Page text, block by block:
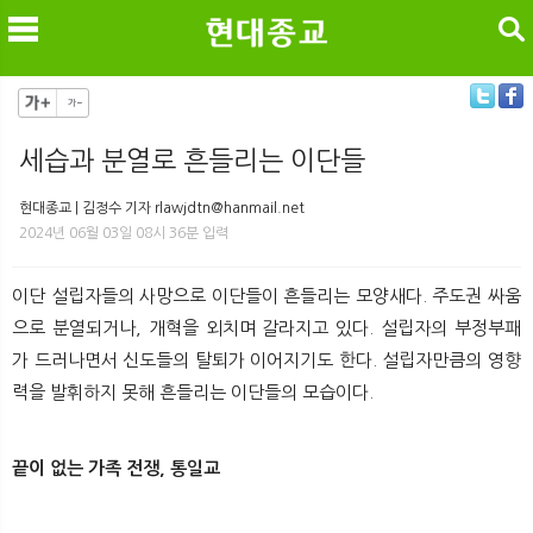
검색
세습과 분열로 흔들리는 이단들
현대종교 | 김정수 기자 rlawjdtn@hanmail.net
2024년 06월 03일 08시 36분 입력
이단 설립자들의 사망으로 이단들이 흔들리는 모양새다. 주도권 싸움
으로 분열되거나, 개혁을 외치며 갈라지고 있다. 설립자의 부정부패
가 드러나면서 신도들의 탈퇴가 이어지기도 한다. 설립자만큼의 영향
력을 발휘하지 못해 흔들리는 이단들의 모습이다.
끝이 없는 가족 전쟁, 통일교